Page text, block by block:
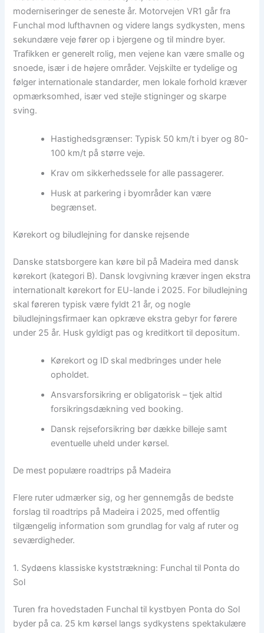
moderniseringer de seneste år. Motorvejen VR1 går fra
Funchal mod lufthavnen og videre langs sydkysten, mens
sekundære veje fører op i bjergene og til mindre byer.
Trafikken er generelt rolig, men vejene kan være smalle og
snoede, især i de højere områder. Vejskilte er tydelige og
følger internationale standarder, men lokale forhold kræver
opmærksomhed, især ved stejle stigninger og skarpe
sving.
Hastighedsgrænser: Typisk 50 km/t i byer og 80-
100 km/t på større veje.
Krav om sikkerhedssele for alle passagerer.
Husk at parkering i byområder kan være
begrænset.
Kørekort og biludlejning for danske rejsende
Danske statsborgere kan køre bil på Madeira med dansk
kørekort (kategori B). Dansk lovgivning kræver ingen ekstra
internationalt kørekort for EU-lande i 2025. For biludlejning
skal føreren typisk være fyldt 21 år, og nogle
biludlejningsfirmaer kan opkræve ekstra gebyr for førere
under 25 år. Husk gyldigt pas og kreditkort til depositum.
Kørekort og ID skal medbringes under hele
opholdet.
Ansvarsforsikring er obligatorisk – tjek altid
forsikringsdækning ved booking.
Dansk rejseforsikring bør dække billeje samt
eventuelle uheld under kørsel.
De mest populære roadtrips på Madeira
Flere ruter udmærker sig, og her gennemgås de bedste
forslag til roadtrips på Madeira i 2025, med offentlig
tilgængelig information som grundlag for valg af ruter og
seværdigheder.
1. Sydøens klassiske kyststrækning: Funchal til Ponta do
Sol
Turen fra hovedstaden Funchal til kystbyen Ponta do Sol
byder på ca. 25 km kørsel langs sydkystens spektakulære